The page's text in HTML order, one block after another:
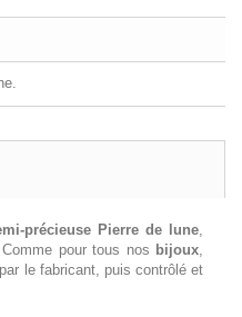
précieuse Pierre de lune,
pour tous nos bijoux,
le fabricant, puis contrôlé et